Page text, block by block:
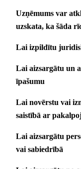
Uzņēmums var
uzskata, ka šāda
Lai izpildītu
Lai aizsargātu un
īpašumu
Lai novērstu vai
saistībā ar
Lai aizsargātu
vai sabiedrībā